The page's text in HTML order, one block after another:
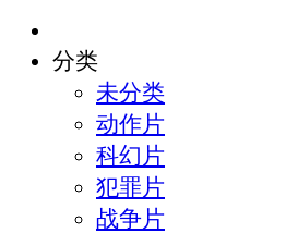
分类
未分类
动作片
科幻片
犯罪片
战争片